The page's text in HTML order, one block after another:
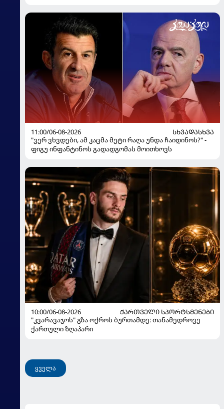
11:00/06-08-2026
ᲡᲮᲕᲐᲓᲐᲡᲮᲕᲐ
"ვერ ვხვდები, ამ კაცმა მეტი რაღა უნდა ჩაიდინოს?" -
ფიგუ ინფანტინოს გადადგომას მოითხოვს
10:00/06-08-2026
ᲥᲐᲠᲗᲕᲔᲚᲘ ᲡᲞᲝᲠᲢᲡᲛᲔᲜᲔᲑᲘ
"კვარავაჯოს" გზა ოქროს ბურთამდე: თანამედროვე
ქართული ზღაპარი
ყველა